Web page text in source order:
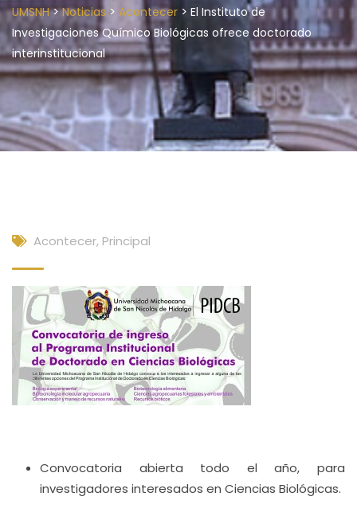
UMSNH>Noticias > Acontecer > El Instituto de
Investigaciones Químico Biológicas ofrece doctorado
interinstitucional
Acontecer, Principal
Convocatoria abierta todo el año, para
investigadores interesados en Ciencias Biológicas.